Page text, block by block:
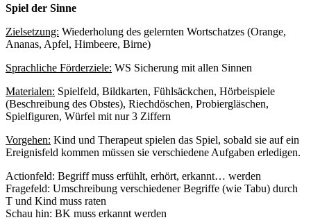
Spiel der Sinne
Zielsetzung: Wiederholung des gelernten Wortschatzes (Orange,
Ananas, Apfel, Himbeere, Birne)
Sprachliche Förderziele: WS Sicherung mit allen Sinnen
Materialen: Spielfeld, Bildkarten, Fühlsäckchen, Hörbeispiele
(Beschreibung des Obstes), Riechdöschen, Probiergläschen,
Spielfiguren, Würfel mit nur 3 Ziffern
Vorgehen: Kind und Therapeut spielen das Spiel, sobald sie auf ein
Ereignisfeld kommen müssen sie verschiedene Aufgaben erledigen.
Actionfeld: Begriff muss erfühlt, erhört, erkannt… werden
Fragefeld: Umschreibung verschiedener Begriffe (wie Tabu) durch
T und Kind muss raten
Schau hin: BK muss erkannt werden